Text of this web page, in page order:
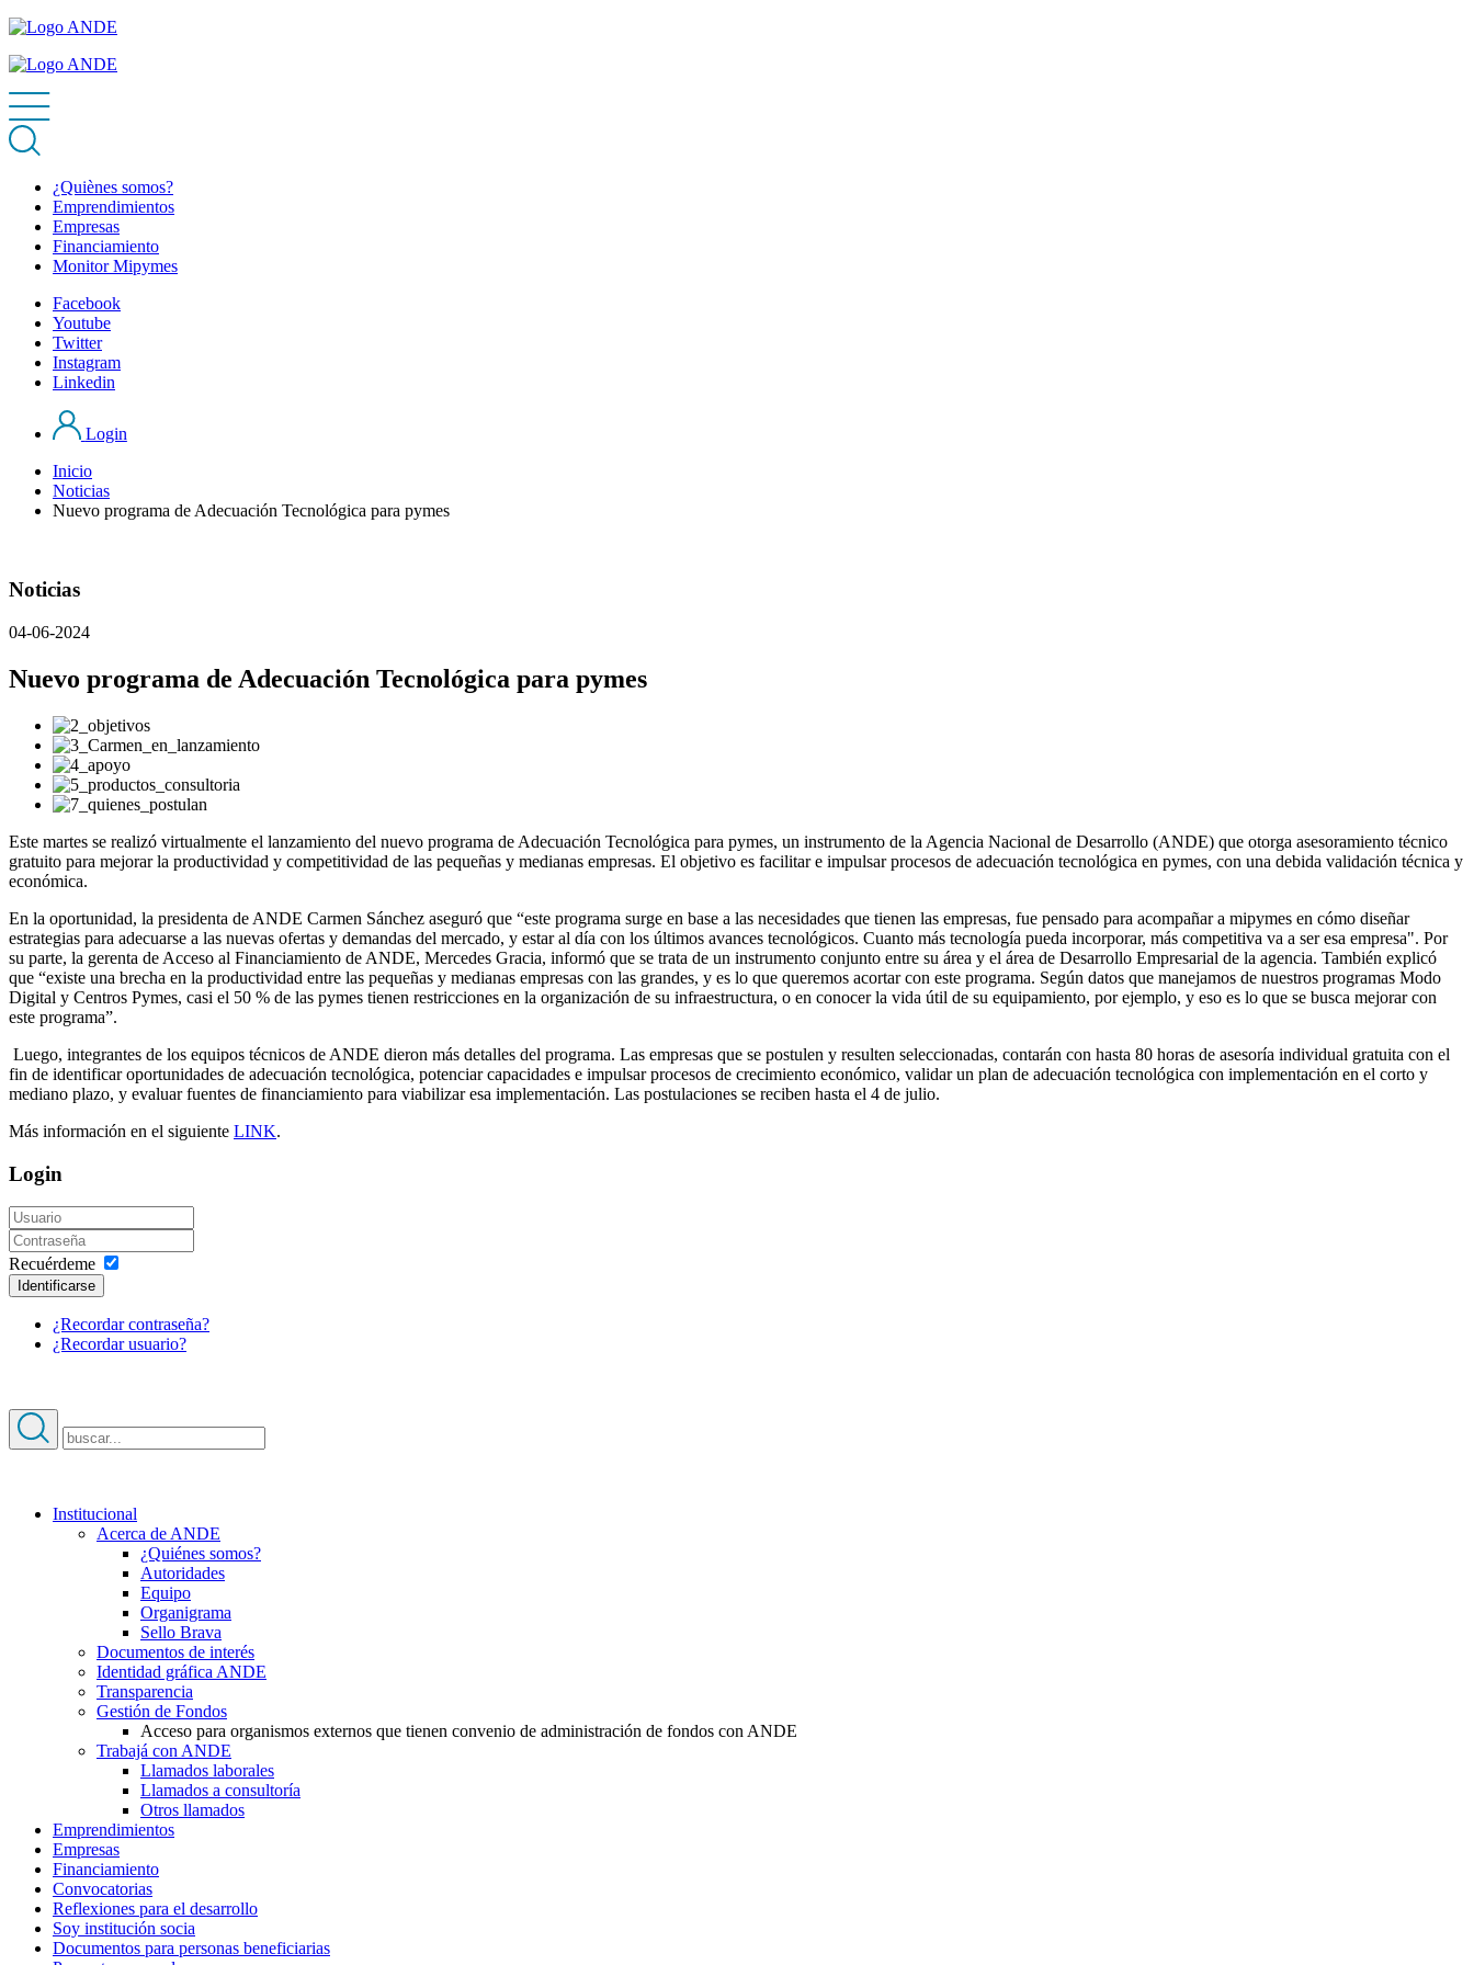
¿Quiènes somos?
Emprendimientos
Empresas
Financiamiento
Monitor Mipymes
Facebook
Youtube
Twitter
Instagram
Linkedin
Login
Inicio
Noticias
Nuevo programa de Adecuación Tecnológica para pymes
Noticias
04-06-2024
Nuevo programa de Adecuación Tecnológica para pymes
Este martes se realizó virtualmente el lanzamiento del nuevo programa de Adecuación Tecnológica para pymes, un instrumento de la Agencia Nacional de Desarrollo (ANDE) que otorga asesoramiento técnico
gratuito para mejorar la productividad y competitividad de las pequeñas y medianas empresas. El objetivo es facilitar e impulsar procesos de adecuación tecnológica en pymes, con una debida validación técnica y
económica.
En la oportunidad, la presidenta de ANDE Carmen Sánchez aseguró que “este programa surge en base a las necesidades que tienen las empresas, fue pensado para acompañar a mipymes en cómo diseñar
estrategias para adecuarse a las nuevas ofertas y demandas del mercado, y estar al día con los últimos avances tecnológicos. Cuanto más tecnología pueda incorporar, más competitiva va a ser esa empresa". Por
su parte, la gerenta de Acceso al Financiamiento de ANDE, Mercedes Gracia, informó que se trata de un instrumento conjunto entre su área y el área de Desarrollo Empresarial de la agencia. También explicó
que “existe una brecha en la productividad entre las pequeñas y medianas empresas con las grandes, y es lo que queremos acortar con este programa. Según datos que manejamos de nuestros programas Modo
Digital y Centros Pymes, casi el 50 % de las pymes tienen restricciones en la organización de su infraestructura, o en conocer la vida útil de su equipamiento, por ejemplo, y eso es lo que se busca mejorar con
este programa”.
Luego, integrantes de los equipos técnicos de ANDE dieron más detalles del programa. Las empresas que se postulen y resulten seleccionadas, contarán con hasta 80 horas de asesoría individual gratuita con el
fin de identificar oportunidades de adecuación tecnológica, potenciar capacidades e impulsar procesos de crecimiento económico, validar un plan de adecuación tecnológica con implementación en el corto y
mediano plazo, y evaluar fuentes de financiamiento para viabilizar esa implementación. Las postulaciones se reciben hasta el 4 de julio.
Más información en el siguiente LINK.
Login
Recuérdeme
Identificarse
¿Recordar contraseña?
¿Recordar usuario?
Institucional
Acerca de ANDE
¿Quiénes somos?
Autoridades
Equipo
Organigrama
Sello Brava
Documentos de interés
Identidad gráfica ANDE
Transparencia
Gestión de Fondos
Acceso para organismos externos que tienen convenio de administración de fondos con ANDE
Trabajá con ANDE
Llamados laborales
Llamados a consultoría
Otros llamados
Emprendimientos
Empresas
Financiamiento
Convocatorias
Reflexiones para el desarrollo
Soy institución socia
Documentos para personas beneficiarias